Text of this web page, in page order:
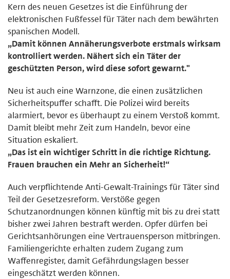
Kern des neuen Gesetzes ist die Einführung der
elektronischen Fußfessel für Täter nach dem bewährten
spanischen Modell.
„Damit können Annäherungsverbote erstmals wirksam
kontrolliert werden. Nähert sich ein Täter der
geschützten Person, wird diese sofort gewarnt."
Neu ist auch eine Warnzone, die einen zusätzlichen
Sicherheitspuffer schafft. Die Polizei wird bereits
alarmiert, bevor es überhaupt zu einem Verstoß kommt.
Damit bleibt mehr Zeit zum Handeln, bevor eine
Situation eskaliert.
„Das ist ein wichtiger Schritt in die richtige Richtung.
Frauen brauchen ein Mehr an Sicherheit!“
Auch verpflichtende Anti-Gewalt-Trainings für Täter sind
Teil der Gesetzesreform. Verstöße gegen
Schutzanordnungen können künftig mit bis zu drei statt
bisher zwei Jahren bestraft werden. Opfer dürfen bei
Gerichtsanhörungen eine Vertrauensperson mitbringen.
Familiengerichte erhalten zudem Zugang zum
Waffenregister, damit Gefährdungslagen besser
eingeschätzt werden können.